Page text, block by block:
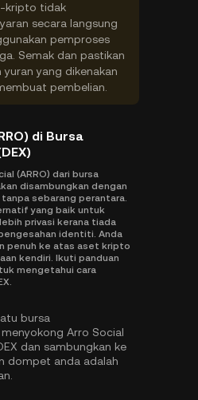
kripto tidak
secara langsung
pemproses
Semak dan pastikan
yang dikenakan
pembelian.
di Bursa
(ARRO) dari bursa
disambungkan dengan
sebarang perantara.
yang baik untuk
privasi kerana tiada
identiti. Anda
penuh ke atas aset kripto
kendiri. Ikuti panduan
mengetahui cara
bursa
Arro Social
dan sambungkan ke
dompet anda adalah